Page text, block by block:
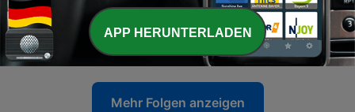
27 - Abschuppung
17 Sep. 2017
Mehr Folgen anzeigen
APP HERUNTERLADEN